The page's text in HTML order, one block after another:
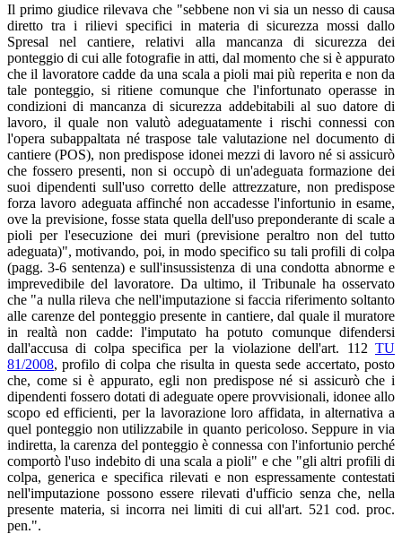
Il primo giudice rilevava che "sebbene non vi sia un nesso di causa
diretto tra i rilievi specifici in materia di sicurezza mossi dallo
Spresal nel cantiere, relativi alla mancanza di sicurezza dei
ponteggio di cui alle fotografie in atti, dal momento che si è appurato
che il lavoratore cadde da una scala a pioli mai più reperita e non da
tale ponteggio, si ritiene comunque che l'infortunato operasse in
condizioni di mancanza di sicurezza addebitabili al suo datore di
lavoro, il quale non valutò adeguatamente i rischi connessi con
l'opera subappaltata né traspose tale valutazione nel documento di
cantiere (POS), non predispose idonei mezzi di lavoro né si assicurò
che fossero presenti, non si occupò di un'adeguata formazione dei
suoi dipendenti sull'uso corretto delle attrezzature, non predispose
forza lavoro adeguata affinché non accadesse l'infortunio in esame,
ove la previsione, fosse stata quella dell'uso preponderante di scale a
pioli per l'esecuzione dei muri (previsione peraltro non del tutto
adeguata)", motivando, poi, in modo specifico su tali profili di colpa
(pagg. 3-6 sentenza) e sull'insussistenza di una condotta abnorme e
imprevedibile del lavoratore. Da ultimo, il Tribunale ha osservato
che "a nulla rileva che nell'imputazione si faccia riferimento soltanto
alle carenze del ponteggio presente in cantiere, dal quale il muratore
in realtà non cadde: l'imputato ha potuto comunque difendersi
dall'accusa di colpa specifica per la violazione dell'art. 112 TU
81/2008, profilo di colpa che risulta in questa sede accertato, posto
che, come si è appurato, egli non predispose né si assicurò che i
dipendenti fossero dotati di adeguate opere provvisionali, idonee allo
scopo ed efficienti, per la lavorazione loro affidata, in alternativa a
quel ponteggio non utilizzabile in quanto pericoloso. Seppure in via
indiretta, la carenza del ponteggio è connessa con l'infortunio perché
comportò l'uso indebito di una scala a pioli" e che "gli altri profili di
colpa, generica e specifica rilevati e non espressamente contestati
nell'imputazione possono essere rilevati d'ufficio senza che, nella
presente materia, si incorra nei limiti di cui all'art. 521 cod. proc.
pen.".